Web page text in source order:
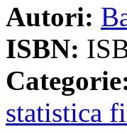
Autori:
ISBN:
statistica